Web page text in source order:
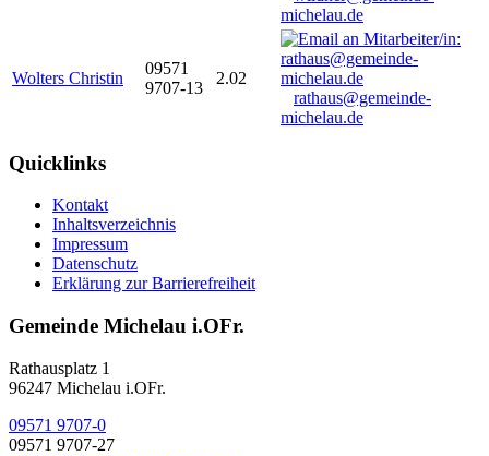
michelau.de
Wolters Christin
09571
9707-13
2.02
rathaus@gemeinde-
michelau.de
Quicklinks
Kontakt
Inhaltsverzeichnis
Impressum
Datenschutz
Erklärung zur Barrierefreiheit
Gemeinde Michelau i.OFr.
Rathausplatz 1
96247 Michelau i.OFr.
09571 9707-0
09571 9707-27